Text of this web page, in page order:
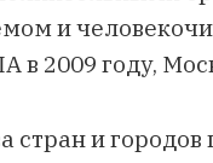
и
в 2009 году,
стран и